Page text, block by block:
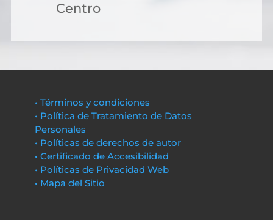
Centro
• Términos y condiciones
• Política de Tratamiento de Datos
Personales
• Políticas de derechos de autor
• Certificado de Accesibilidad
• Políticas de Privacidad Web
• Mapa del Sitio